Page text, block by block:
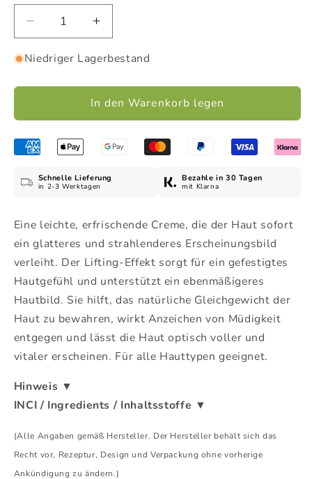
Verringere
die
Menge
+aloeCanarias
&amp;
-
Día
50
ml
Erhöhe
die
Menge
+aloeCanarias
Tages
&amp;
Día
50
ml
Niedriger Lagerbestand
In den Warenkorb legen
Schnelle Lieferung
in 2-3 Werktagen
Bezahle in 30 Tagen
mit Klarna
Eine leichte, erfrischende Creme, die der Haut sofort
ein glatteres und strahlenderes Erscheinungsbild
verleiht. Der Lifting-Effekt sorgt für ein gefestigtes
Hautgefühl und unterstützt ein ebenmäßigeres
Hautbild. Sie hilft, das natürliche Gleichgewicht der
Haut zu bewahren, wirkt Anzeichen von Müdigkeit
entgegen und lässt die Haut optisch voller und
vitaler erscheinen. Für alle Hauttypen geeignet.
Hinweis ▼
INCI / Ingredients / Inhaltsstoffe ▼
(Alle Angaben gemäß Hersteller. Der Hersteller behält sich das
Recht vor, Rezeptur, Design und Verpackung ohne vorherige
Ankündigung zu ändern.)